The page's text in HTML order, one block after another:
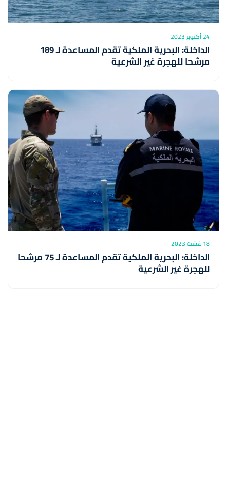
24 أكتوبر 2023
الداخلة: البحرية الملكية تقدم المساعدة لـ 189
مرشحا للهجرة غير الشرعية
18 غشت 2023
الداخلة: البحرية الملكية تقدم المساعدة لـ 75 مرشحا
للهجرة غير الشرعية